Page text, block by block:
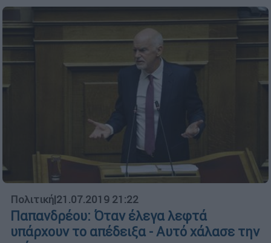
Πολιτική|21.07.2019 21:22
Παπανδρέου: Όταν έλεγα λεφτά
υπάρχουν το απέδειξα - Αυτό χάλασε την